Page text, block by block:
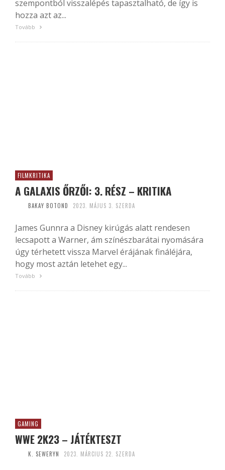
szempontból visszalépés tapasztalható, de így is
hozza azt az...
Tovább
FILMKRITIKA
A GALAXIS ŐRZŐI: 3. RÉSZ – KRITIKA
BAKAY BOTOND 2023. MÁJUS 3. SZERDA
James Gunnra a Disney kirúgás alatt rendesen
lecsapott a Warner, ám színészbarátai nyomására
úgy térhetett vissza Marvel érájának fináléjára,
hogy most aztán letehet egy...
Tovább
GAMING
WWE 2K23 – JÁTÉKTESZT
K. SEWERYN 2023. MÁRCIUS 22. SZERDA